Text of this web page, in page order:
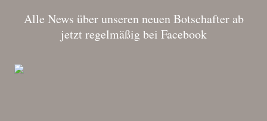
Alle News über unseren neuen Botschafter ab
jetzt regelmäßig bei Facebook